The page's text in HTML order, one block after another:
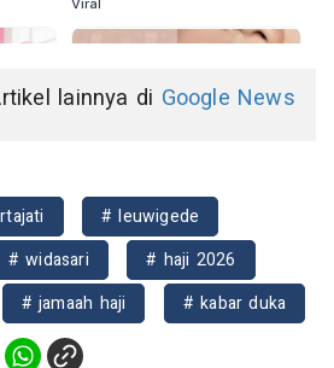
lainnya di Google News
# leuwigede
# widasari
# haji 2026
# jamaah haji
# kabar duka